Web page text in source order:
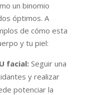
un binomio
óptimos. A
de cómo esta
y tu piel:
facial:Seguir una
y realizar
potenciar la